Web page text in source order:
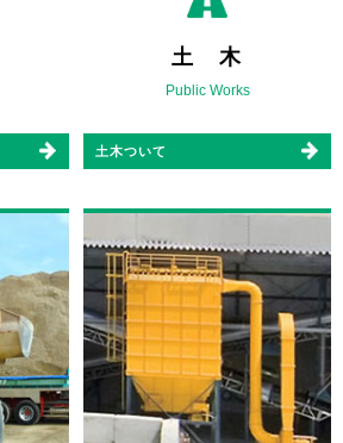
土 木
Public Works
土木ついて